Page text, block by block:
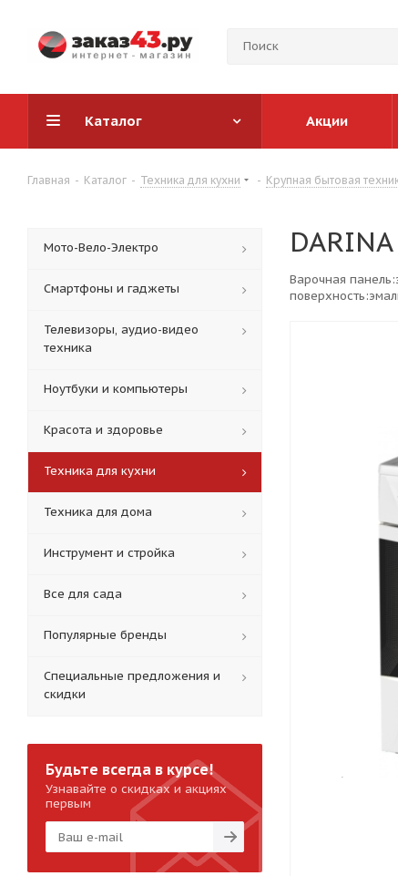
Каталог Акции
Главная - Каталог - Техника для кухни - Крупная бытовая
Варочная
Мото-Вело-Электро
Смартфоны и гаджеты
Телевизоры, аудио-видео
техника
Ноутбуки и компьютеры
Красота и здоровье
Техника для кухни
Техника для дома
Инструмент и стройка
Все для сада
Популярные бренды
Специальные предложения и
скидки
Будьте всегда в курсе!
Узнавайте о скидках и акциях
первым